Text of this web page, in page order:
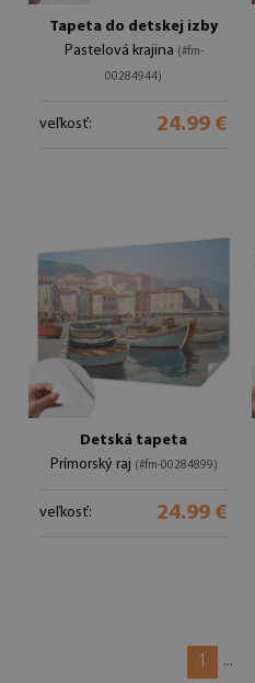
Tapeta do detskej izby
Pastelová krajina (#fm-
00284944)
veľkosť: 24.99 €
Detská tapeta
Prímorský raj (#fm-00284899)
veľkosť: 24.99 €
1 ...